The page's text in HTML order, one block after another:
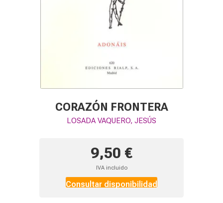
CORAZÓN FRONTERA
LOSADA VAQUERO, JESÚS
9,50 €
IVA incluido
Consultar disponibilidad